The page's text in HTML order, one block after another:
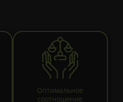
Оптимальное
соотношение